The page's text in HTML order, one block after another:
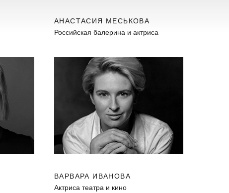
АНАСТАСИЯ МЕСЬКОВА
Российская балерина и актриса
ВАРВАРА ИВАНОВА
Актриса театра и кино